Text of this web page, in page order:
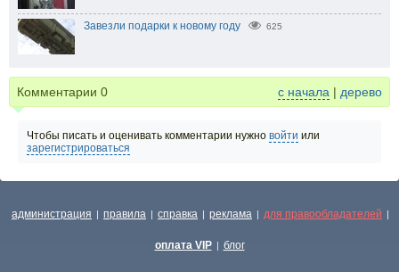
Завезли подарки к новому году 625
Комментарии 0 с начала | дерево
Чтобы писать и оценивать комментарии нужно войти или
зарегистрироваться
администрация | правила | справка | реклама | для правообладателей |
оплата VIP | блог